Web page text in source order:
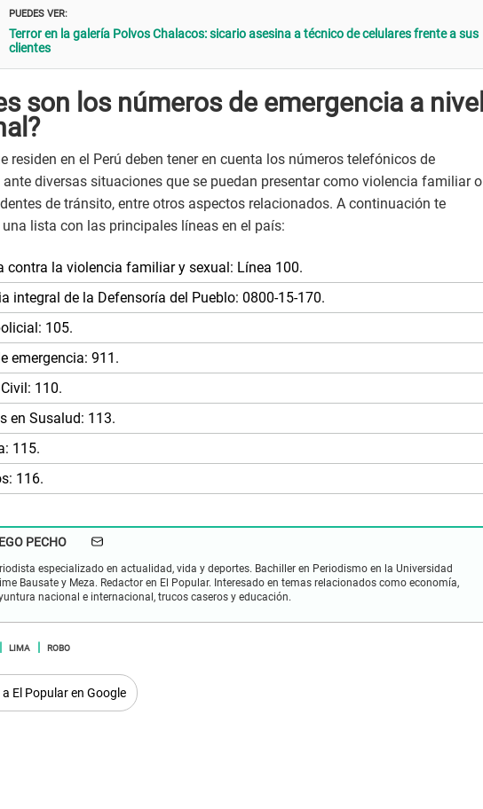
PUEDES VER:
Terror en la galería Polvos Chalacos: sicario asesina a técnico de celulares frente a sus
clientes
son los números de emergencia a nivel
residen en el Perú deben tener en cuenta los números telefónicos de
ante diversas situaciones que se puedan presentar como violencia familiar o
de tránsito, entre otros aspectos relacionados. A continuación te
lista con las principales líneas en el país:
contra la violencia familiar y sexual: Línea 100.
integral de la Defensoría del Pueblo: 0800-15-170.
105.
emergencia: 911.
110.
en Susalud: 113.
115.
116.
PECHO
especializado en actualidad, vida y deportes. Bachiller en Periodismo en la Universidad
Bausate y Meza. Redactor en El Popular. Interesado en temas relacionados como economía,
nacional e internacional, trucos caseros y educación.
LIMA ROBO
El Popular en Google